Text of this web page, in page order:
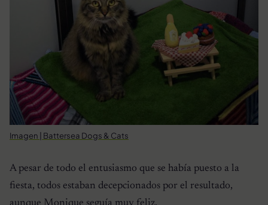
Imagen | Battersea Dogs & Cats
A pesar de todo el entusiasmo que se había puesto a la
fiesta, todos estaban decepcionados por el resultado,